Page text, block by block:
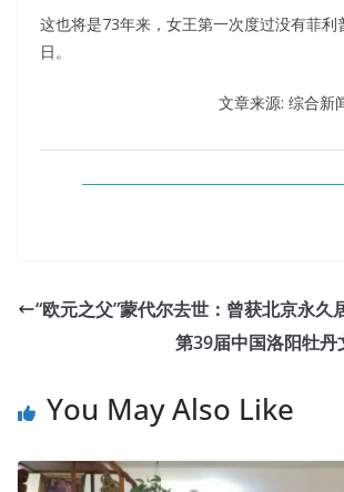
这也将是73年来，女王第一次度过没有菲利
日。
文章来源: 综合新
“欧元之父”蒙代尔去世：曾获北京永久
第39届中国洛阳牡
You May Also Like